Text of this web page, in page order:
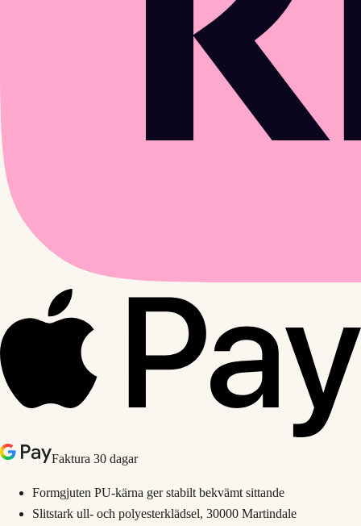
Faktura 30 dagar
Formgjuten PU-kärna ger stabilt bekvämt sittande
Slitstark ull- och polyesterklädsel, 30000 Martindale